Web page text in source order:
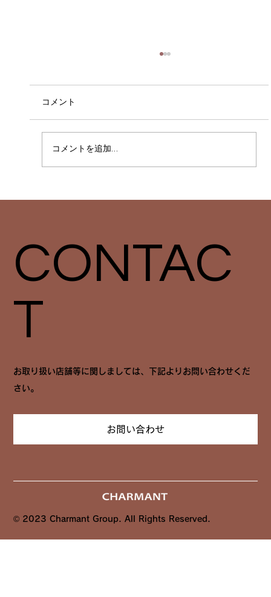
コメント
コメントを追加…
CONTAC
T
お取り扱い店舗等に関しましては、下記よりお問い合わせくだ
さい。
お問い合わせ
© 2023 Charmant Group. All Rights Reserved.